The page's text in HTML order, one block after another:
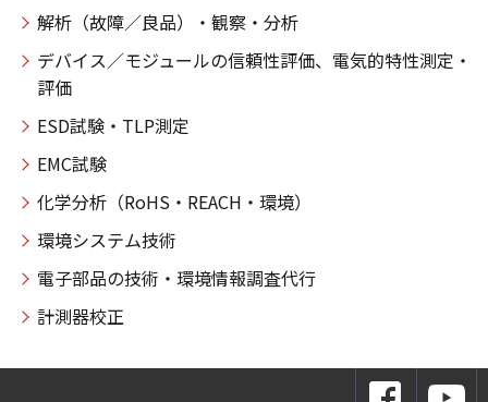
解析（故障／良品）・観察・分析
デバイス／モジュールの信頼性評価、電気的特性測定・
評価
ESD試験・TLP測定
EMC試験
化学分析（RoHS・REACH・環境）
環境システム技術
電子部品の技術・環境情報調査代行
計測器校正